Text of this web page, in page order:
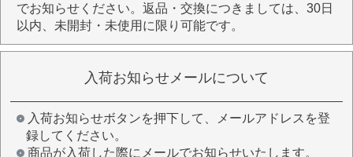
でお知らせください。返品・交換につきましては、30日
以内、未開封・未使用に限り可能です。
入荷お知らせメールについて
入荷お知らせボタンを押下して、メールアドレスを登
録してください。
商品が入荷した際にメールでお知らせいたします。